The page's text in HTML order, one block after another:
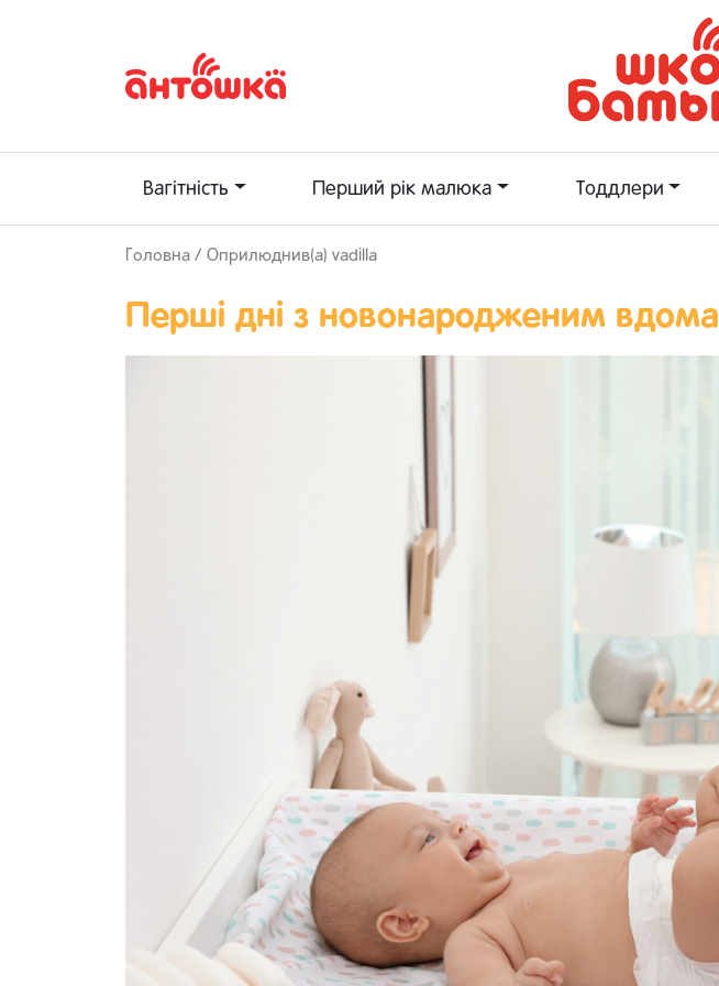
Вагітність Перший рік малюка Тоддлери
Головна / Оприлюднив(а) vadilla
Перші дні з новонародженим вдома